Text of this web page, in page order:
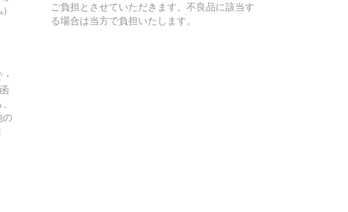
の
ご負担とさせていただきます。不良品に該当す
る場合は当方で負担いたします。